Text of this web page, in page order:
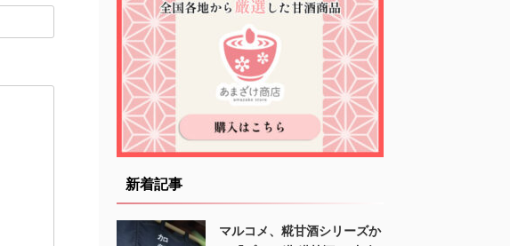
新着記事
マルコメ、糀甘酒シリーズか